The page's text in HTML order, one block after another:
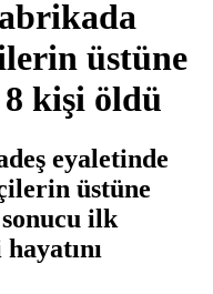
üstüne
kişi öldü
eyaletinde
üstüne
ilk